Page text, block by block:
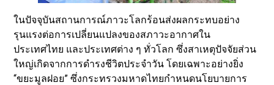
ในปัจจุบันสถานการณ์ภาวะโลกร้อนส่งผลกระทบอย่าง
รุนแรงต่อการเปลี่ยนแปลงของสภาวะอากาศใน
ประเทศไทย และประเทศต่าง ๆ ทั่วโลก ซึ่งสาเหตุปัจจัยส่วน
ใหญ่เกิดจากการดำรงชีวิตประจำวัน โดยเฉพาะอย่างยิ่ง
“ขยะมูลฝอย” ซึ่งกระทรวงมหาดไทยกำหนดนโยบายการ